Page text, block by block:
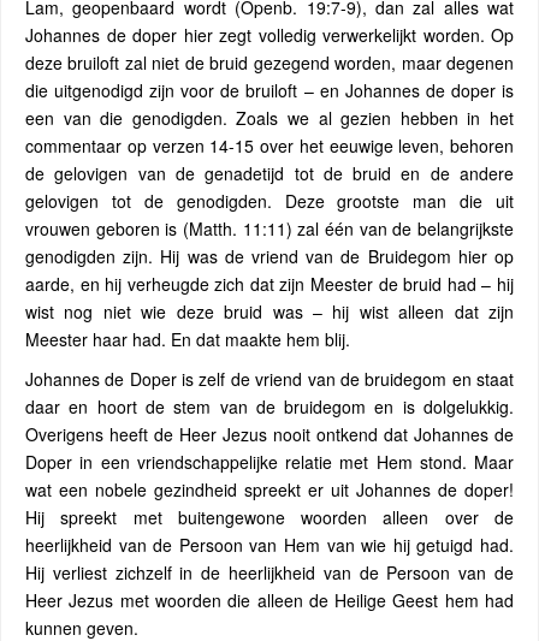
Lam, geopenbaard wordt (Openb. 19:7-9), dan zal alles wat
Johannes de doper hier zegt volledig verwerkelijkt worden. Op
deze bruiloft zal niet de bruid gezegend worden, maar degenen
die uitgenodigd zijn voor de bruiloft – en Johannes de doper is
een van die genodigden. Zoals we al gezien hebben in het
commentaar op verzen 14-15 over het eeuwige leven, behoren
de gelovigen van de genadetijd tot de bruid en de andere
gelovigen tot de genodigden. Deze grootste man die uit
vrouwen geboren is (Matth. 11:11) zal één van de belangrijkste
genodigden zijn. Hij was de vriend van de Bruidegom hier op
aarde, en hij verheugde zich dat zijn Meester de bruid had – hij
wist nog niet wie deze bruid was – hij wist alleen dat zijn
Meester haar had. En dat maakte hem blij.
Johannes de Doper is zelf de vriend van de bruidegom en staat
daar en hoort de stem van de bruidegom en is dolgelukkig.
Overigens heeft de Heer Jezus nooit ontkend dat Johannes de
Doper in een vriendschappelijke relatie met Hem stond. Maar
wat een nobele gezindheid spreekt er uit Johannes de doper!
Hij spreekt met buitengewone woorden alleen over de
heerlijkheid van de Persoon van Hem van wie hij getuigd had.
Hij verliest zichzelf in de heerlijkheid van de Persoon van de
Heer Jezus met woorden die alleen de Heilige Geest hem had
kunnen geven.